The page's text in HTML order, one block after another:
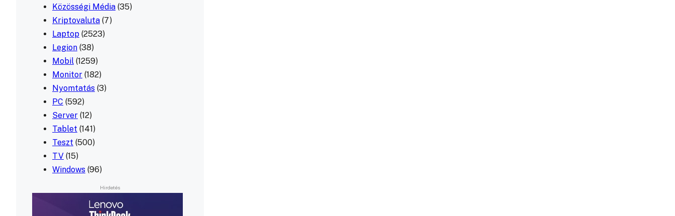
Közösségi Média (35)
Kriptovaluta (7)
Laptop (2523)
Legion (38)
Mobil (1259)
Monitor (182)
Nyomtatás (3)
PC (592)
Server (12)
Tablet (141)
Teszt (500)
TV (15)
Windows (96)